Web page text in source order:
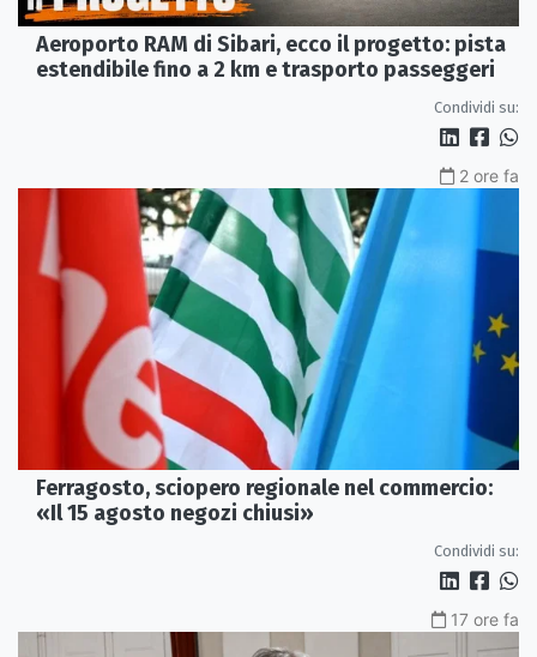
Aeroporto RAM di Sibari, ecco il progetto: pista
estendibile fino a 2 km e trasporto passeggeri
Condividi su:
2 ore fa
Ferragosto, sciopero regionale nel commercio:
«Il 15 agosto negozi chiusi»
Condividi su:
17 ore fa